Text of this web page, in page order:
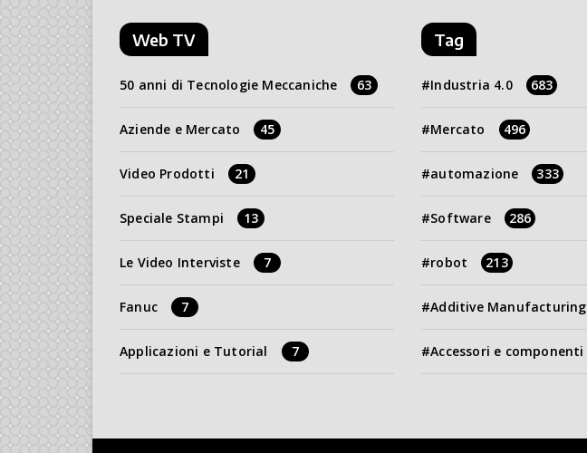
Web TV
50 anni di Tecnologie Meccaniche 63
Aziende e Mercato 45
Video Prodotti 21
Speciale Stampi 13
Le Video Interviste 7
Fanuc 7
Applicazioni e Tutorial 7
Tag
Industria 4.0 683
Mercato 496
automazione 333
Software 286
robot 213
Additive Manufacturing
Accessori e componenti